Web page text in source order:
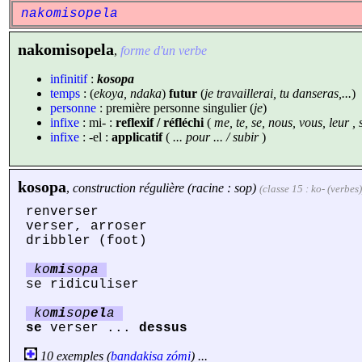
nakomisopela
nakomisopela, forme d'un verbe
infinitif: kosopa
temps : (ekoya, ndaka) futur (je travaillerai, tu danseras,...)
personne : première personne singulier (je)
infixe : mi- : reflexif / réfléchi ( me, te, se, nous, vous, leur ,
infixe : -el : applicatif( ... pour ... / subir)
kosopa, construction régulière (racine : sop) (classe 15 : ko-
renverser
verser, arroser
dribbler (foot)
komisopa
se ridiculiser
komisopela
se verser ... dessus
10 exemples (bandakisa zómi) ...